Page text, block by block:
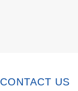
CONTACT US